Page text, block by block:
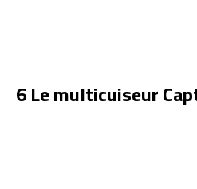
6 Le multicuiseur